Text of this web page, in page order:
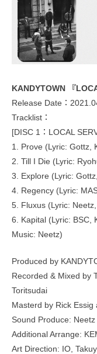
KANDYTOWN 『
Release Date：
Tracklist：
[DISC 1：LOCAL
1. Prove (Lyric: Gottz,
2. Till I Die (Lyric:
3. Explore (Lyric:
4. Regency (Lyric:
5. Fluxus (Lyric:
6. Kapital (Lyric: BSC,
Music: Neetz)
Produced by
Recorded & Mixed by
Toritsudai
Masterd by Rick Essig
Sound Produce: Neetz
Additional Arrange:
Art Direction: IO,